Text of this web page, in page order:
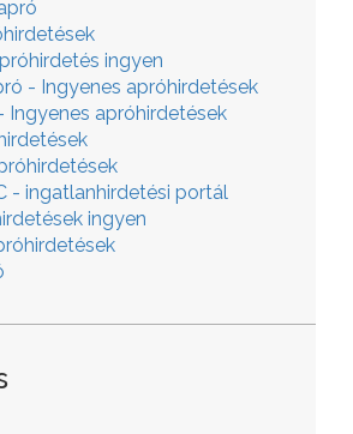
ingyen
- Ingyenes apróhirdetések
apróhirdetések
- ingatlanhirdetési portál
ingyen